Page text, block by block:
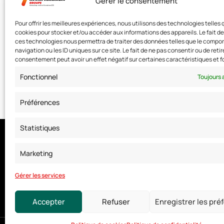
Pour offrir les meilleures expériences, nous utilisons des technologies telles
cookies pour stocker et/ou accéder aux informations des appareils. Le fait
ces technologies nous permettra de traiter des données telles que le
navigation ou les ID uniques sur ce site. Le fait de ne pas consentir ou de
consentement peut avoir un effet négatif sur certaines caractéristiques et
Fonctionnel Toujours
Préférences
Statistiques
Marketing
Gérer les services
Accepter Refuser Enregistrer les
sensibles : quel rôle pour le
CoSSeN dans la
coordination entre État et
opérateurs ?
Le Cercle de L’Union
Avec Gdi Jean-Valery
LETTERMANN
COSSEN – Directeur. Le
chef
Nous contacter
Standard :01 47 42 76 60